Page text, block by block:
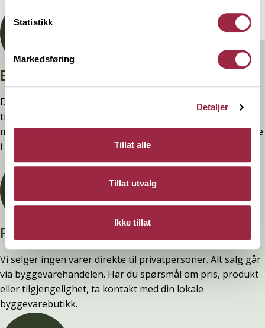
Statistikk
Markedsføring
Detaljer
Tillat alle
Tillat utvalg
Ikke tillat
Branntestet
Denne kledninger er testet, dokumentert, godkjent og
tilfredsstiller preakseptert ytelse for brann (D-s2,d0) ved
montering. Ytelsen opprettholdes ved å følge anvisningene
i våre FDV-er.
Privatperson?
Vi selger ingen varer direkte til privatpersoner. Alt salg går
via byggevarehandelen. Har du spørsmål om pris, produkt
eller tilgjengelighet, ta kontakt med din lokale
byggevarebutikk.